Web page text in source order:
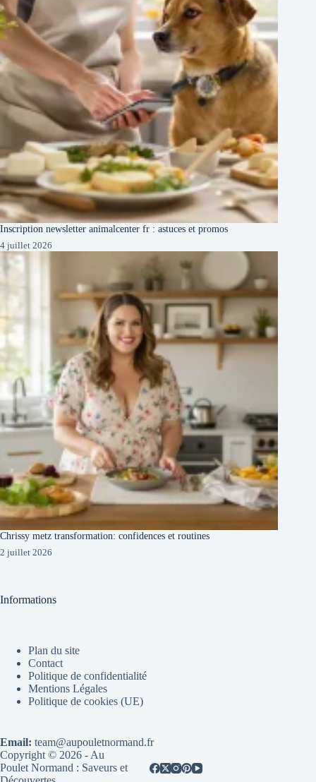
Inscription newsletter animalcenter fr : astuces et promos
4 juillet 2026
Chrissy metz transformation: confidences et routines
2 juillet 2026
Informations
Plan du site
Contact
Politique de confidentialité
Mentions Légales
Politique de cookies (UE)
Email: team@aupouletnormand.fr
Copyright © 2026 - Au
Poulet Normand : Saveurs et